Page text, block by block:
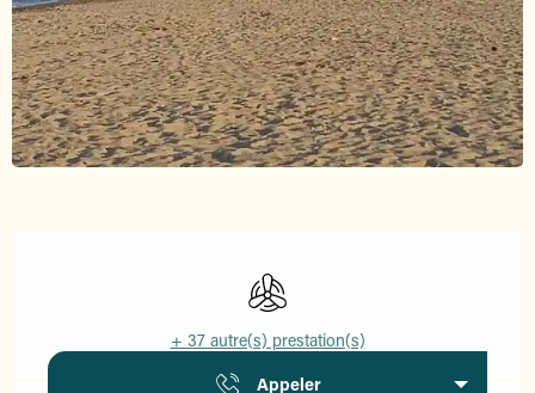
Air conditionné
+ 37 autre(s) prestation(s)
Appeler